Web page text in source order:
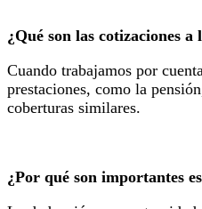
¿Qué son las cotizaciones
Cuando trabajamos por
prestaciones, como la
coberturas similares.
¿Por qué son importantes